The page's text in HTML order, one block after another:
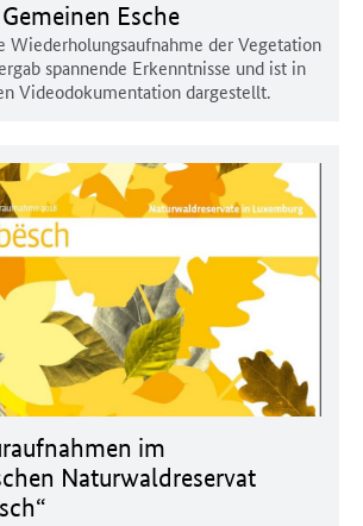
Esche
Wiederholungsaufnahme der Vegetation
spannende Erkenntnisse und ist in
Videodokumentation dargestellt.
im
Naturwaldreservat